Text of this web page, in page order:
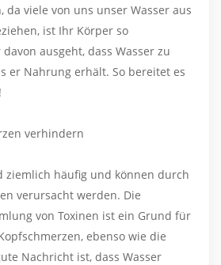
da viele von uns unser Wasser aus
ist Ihr Körper so
ausgeht, dass Wasser zu
er Nahrung erhält. So bereitet es
verhindern
ziemlich häufig und können durch
verursacht werden. Die
von Toxinen ist ein Grund für
ebenso wie die
Nachricht ist, dass Wasser